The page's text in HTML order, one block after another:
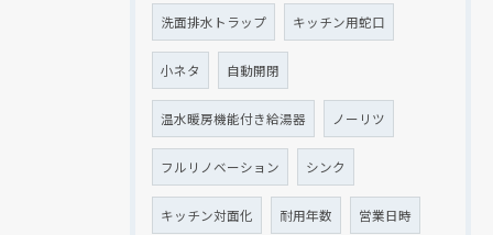
洗面排水トラップ キッチン用蛇口
小ネタ 自動開閉
温水暖房機能付き給湯器 ノーリツ
フルリノベーション シンク
キッチン対面化 耐用年数 営業日時